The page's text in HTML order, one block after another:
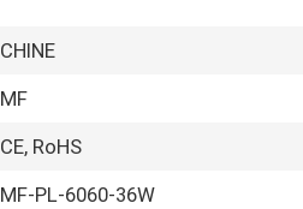
CHINE
MF
CE, RoHS
MF-PL-6060-36W